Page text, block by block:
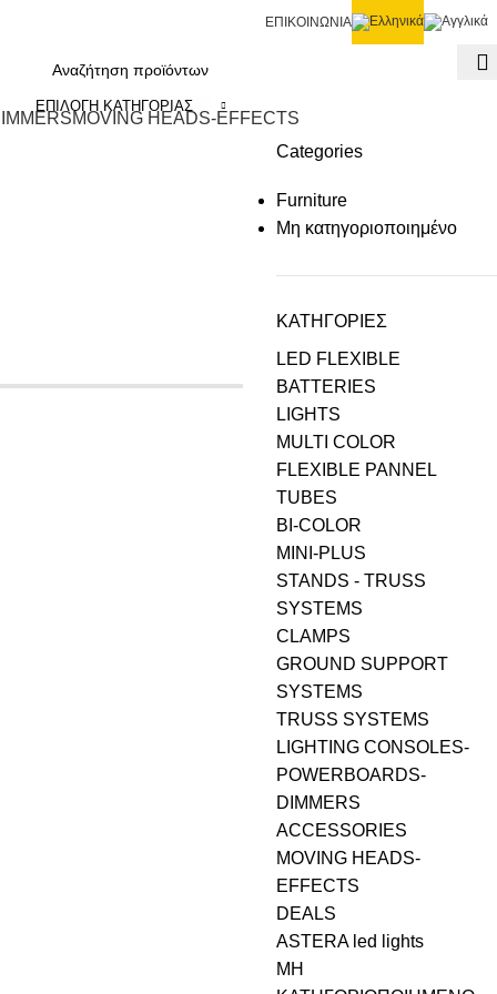
ΕΠΙΚΟΙΝΩΝΙΑ
ΕΠΙΛΟΓΉ ΚΑΤΗΓΟΡΊΑΣ
MOVING HEADS-EFFECTS
Categories
Furniture
Μη κατηγοριοποιημένο
ΚΑΤΗΓΟΡΙΕΣ
LED FLEXIBLE
BATTERIES
LIGHTS
MULTI COLOR
FLEXIBLE PANNEL
TUBES
BI-COLΟR
MINI-PLUS
STANDS - TRUSS
SYSTEMS
CLAMPS
GROUND SUPPORT
SYSTEMS
TRUSS SYSTEMS
LIGHTING CONSOLES-
POWERBOARDS-
DIMMERS
ACCESSORIES
MOVING HEADS-
EFFECTS
DEALS
ASTERA led lights
ΜΗ